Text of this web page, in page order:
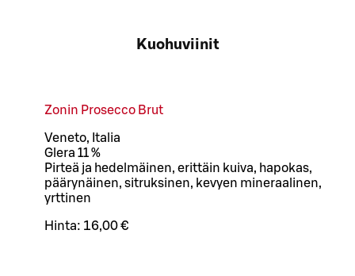
Kuohuviinit
Zonin Prosecco Brut
Veneto, Italia
Glera 11 %
Pirteä ja hedelmäinen, erittäin kuiva, hapokas,
päärynäinen, sitruksinen, kevyen mineraalinen,
yrttinen
Hinta: 16,00 €